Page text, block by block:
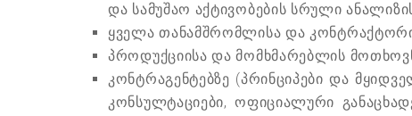
და სამუშაო აქტივობების სრული
ყველა თანამშრომლისა და
პროდუქციისა და მომხმარებლის
კონტრაგენტებზე (პრინციპები და
კონსულტაციები, ოფიციალური